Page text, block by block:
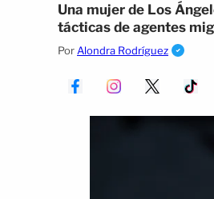
Una mujer de Los
tácticas de agentes
Por Alondra Rodríguez